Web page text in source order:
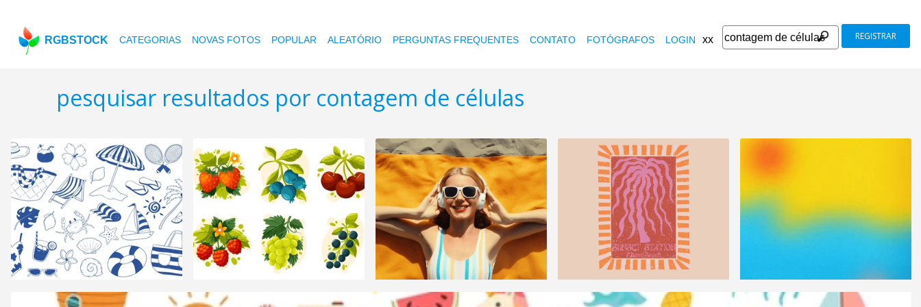
RGBSTOCK CATEGORIAS NOVAS FOTOS POPULAR ALEATÓRIO PERGUNTAS FREQUENTES CONTATO FOTÓGRAFOS LOGIN xx REGISTRAR
pesquisar resultados por contagem de células